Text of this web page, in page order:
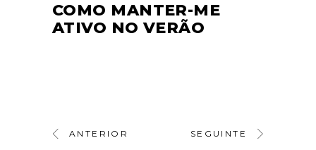
COMO MANTER-ME
ATIVO NO VERÃO
ANTERIOR SEGUINTE